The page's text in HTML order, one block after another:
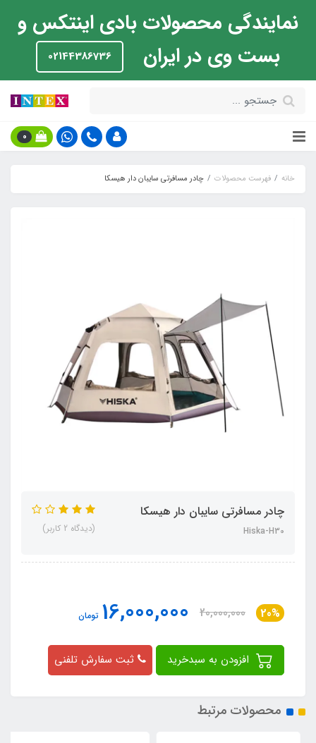
نمایندگی محصولات بادی اینتکس و
بست وی در ایران
02144386736
0
خانه فهرست محصولات چادر مسافرتی سایبان دار هیسکا
چادر مسافرتی سایبان دار هیسکا
Hiska-H30 (دیدگاه 2 کاربر)
20%
20,000,000
16,000,000 تومان
ثبت سفارش تلفنی
محصولات مرتبط